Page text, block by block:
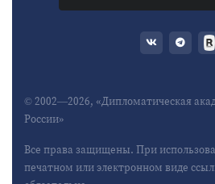
© 2002—2026, «Дипломатическая
России»
Все права защищены. При
печатном или электронном виде